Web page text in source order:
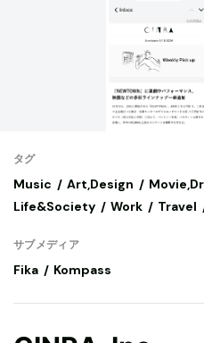
タグ
Music Art,Design
Life&Society
Work Travel
サブメディア
Fika Kompass